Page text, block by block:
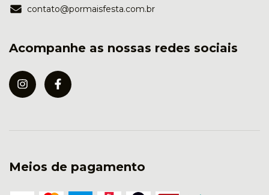
contato@pormaisfesta.com.br
Acompanhe as nossas redes sociais
Meios de pagamento